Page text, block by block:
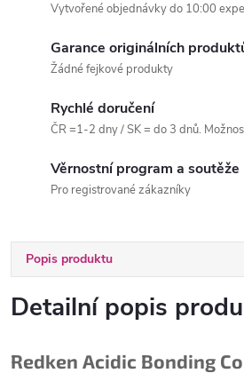
Vytvořené objednávky do 10:00
Garance originálních
Žádné fejkové produkty
Rychlé doručení
ČR =1-2 dny / SK = do 3 dnů.
Věrnostní program a soutěže
Pro registrované zákazníky
Popis produktu
Detailní popis
Redken Acidic Bonding